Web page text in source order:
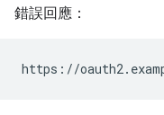
錯誤回應：
https://